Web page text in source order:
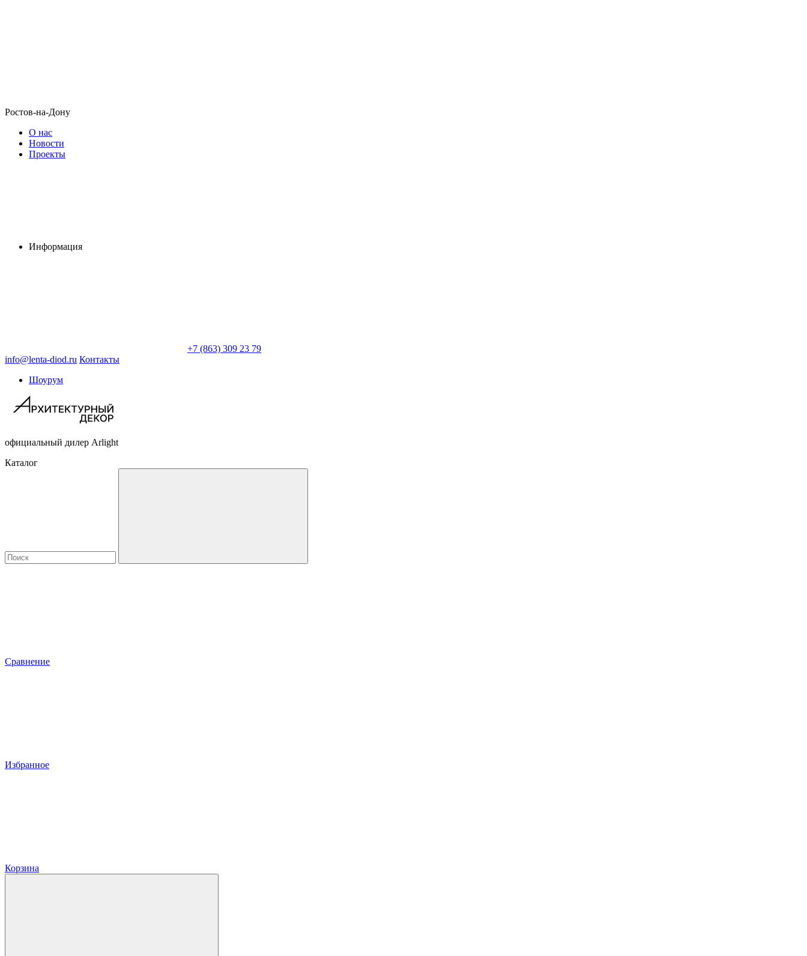
Ростов-на-Дону
О нас
Новости
Проекты
Информация
+7 (863) 309 23 79
info@lenta-diod.ru Контакты
Шоурум
официальный дилер Arlight
Каталог
Сравнение
Избранное
Корзина